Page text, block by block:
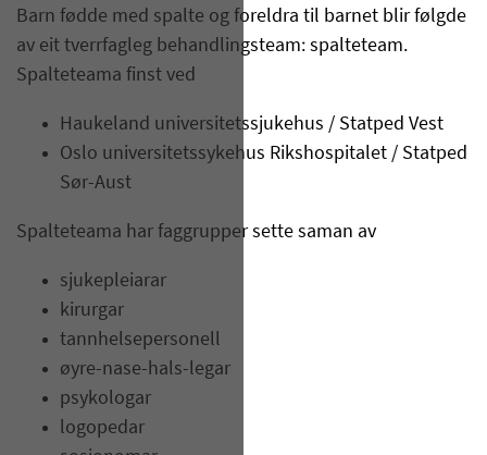
Barn fødde med spalte og foreldra til barnet blir følgde
av eit tverrfagleg behandlingsteam: spalteteam.
Spalteteama finst ved
Haukeland universitetssjukehus / Statped Vest
Oslo universitetssykehus Rikshospitalet / Statped
Sør-Aust
Spalteteama har faggrupper sette saman av
sjukepleiarar
kirurgar
tannhelsepersonell
øyre-nase-hals-legar
psykologar
logopedar